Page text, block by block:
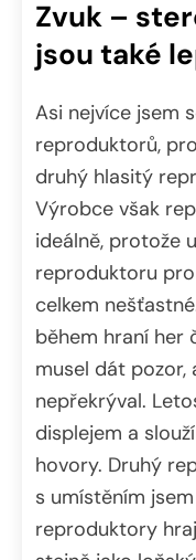
Zvuk –
jsou také
Asi nejvíce jsem
reproduktorů,
druhý hlasitý
Výrobce však
ideálně, protože
reproduktoru
celkem
během hraní her
musel dát pozor,
nepřekrýval.
displejem a
hovory. Druhý
s umístěním
reproduktory